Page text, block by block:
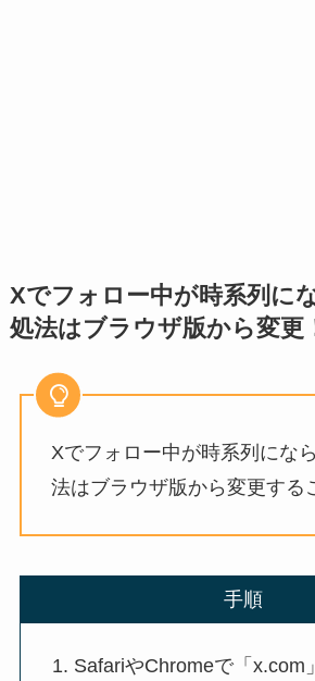
Xでフォロー中が時系列に
処法はブラウザ版から変更
Xでフォロー中が時系列にな
法はブラウザ版から変更する
手順
SafariやChromeで「x.com